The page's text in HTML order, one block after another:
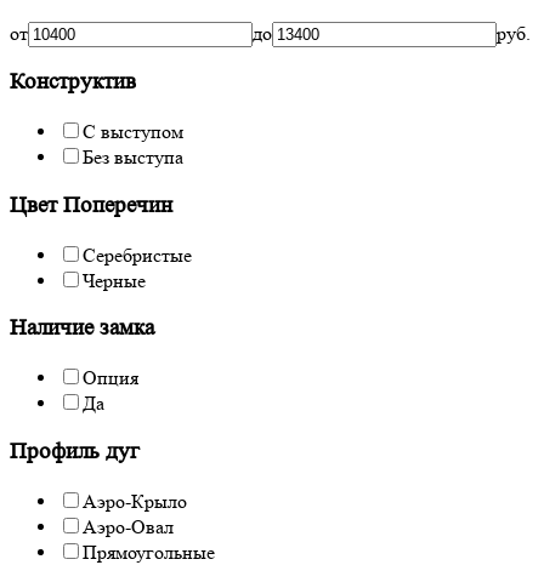
от до руб.
Конструктив
С выступом
Без выступа
Цвет Поперечин
Серебристые
Черные
Наличие замка
Опция
Да
Профиль дуг
Аэро-Крыло
Аэро-Овал
Прямоугольные